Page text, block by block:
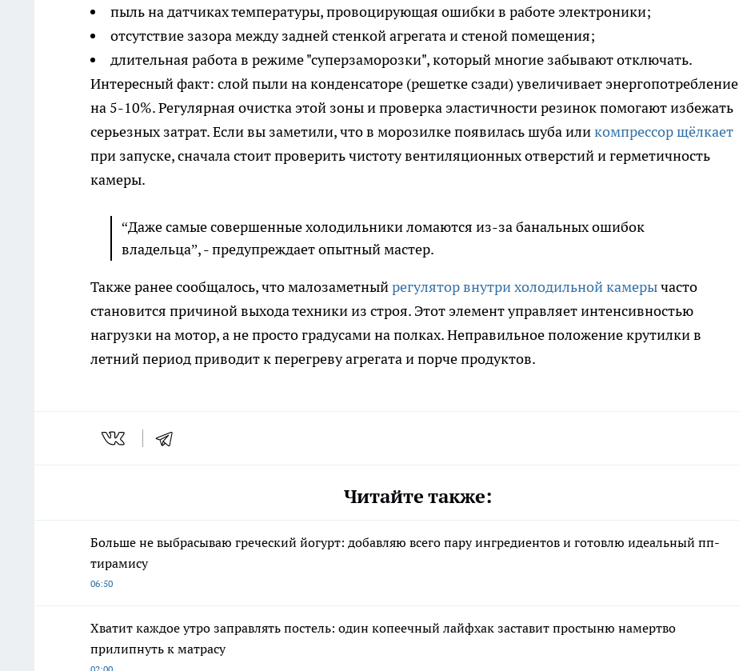
пыль на датчиках температуры, провоцирующая ошибки в работе электроники;
отсутствие зазора между задней стенкой агрегата и стеной помещения;
длительная работа в режиме "суперзаморозки", который многие забывают отключать.
Интересный факт: слой пыли на конденсаторе (решетке сзади) увеличивает энергопотребление
на 5-10%. Регулярная очистка этой зоны и проверка эластичности резинок помогают избежать
серьезных затрат. Если вы заметили, что в морозилке появилась шуба иликомпрессор щёлкает
при запуске, сначала стоит проверить чистоту вентиляционных отверстий и герметичность
камеры.
“Даже самые совершенные холодильники ломаются из-за банальных ошибок
владельца”, - предупреждает опытный мастер.
Также ранее сообщалось, что малозаметныйрегулятор внутри холодильной камерычасто
становится причиной выхода техники из строя. Этот элемент управляет интенсивностью
нагрузки на мотор, а не просто градусами на полках. Неправильное положение крутилки в
летний период приводит к перегреву агрегата и порче продуктов.
Читайте также:
Больше не выбрасываю греческий йогурт: добавляю всего пару ингредиентов и готовлю идеальный пп-
тирамису
06:50
Хватит каждое утро заправлять постель: один копеечный лайфхак заставит простыню намертво
прилипнуть к матрасу